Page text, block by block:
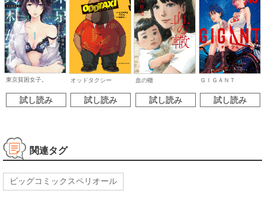
東京貧困女子。
試し読み
オッドタクシー
試し読み
血の轍
試し読み
ＧＩＧＡＮＴ
試し読み
関連タグ
ビッグコミックスペリオール